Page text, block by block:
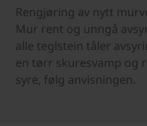
Rengjøring av nytt
Mur rent og unngå
alle teglstein tåler
en tørr skuresvamp og
syre, følg anvisningen.